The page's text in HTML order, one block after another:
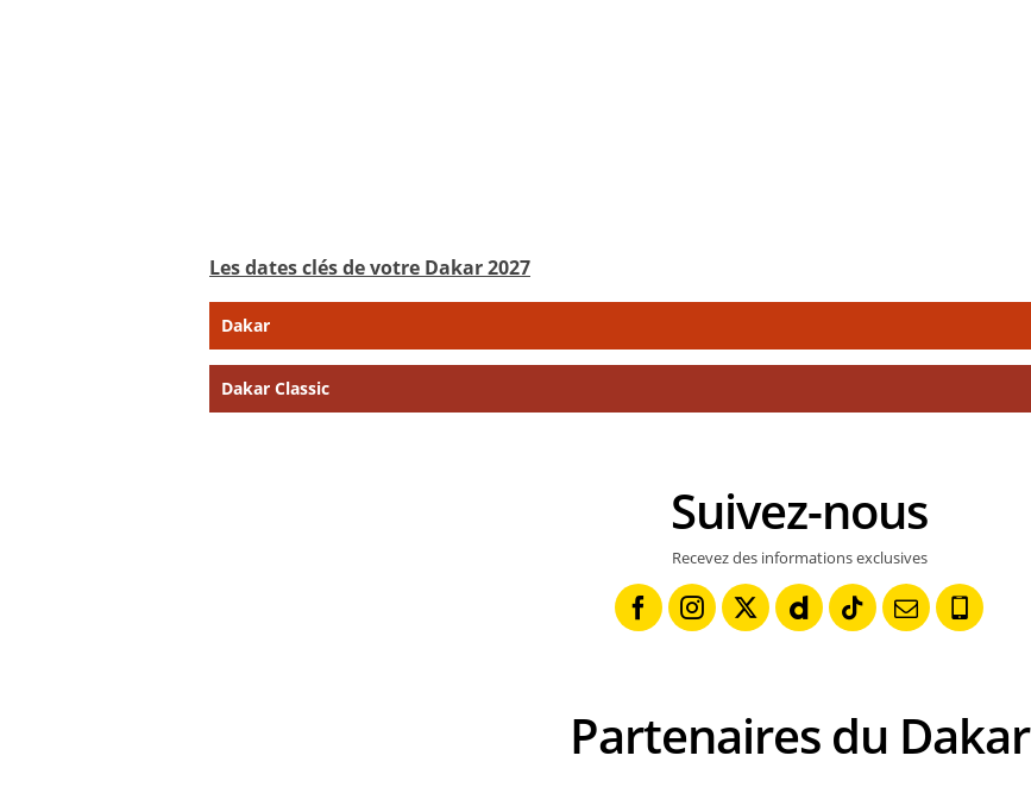
Les dates clés de votre Dakar 2027
Dakar
Dakar Classic
Suivez-nous
Recevez des informations exclusives
Partenaires du Dakar